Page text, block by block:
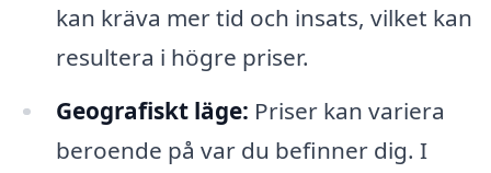
kan kräva mer tid och insats, vilket kan
resultera i högre priser.
Geografiskt läge: Priser kan variera
beroende på var du befinner dig. I